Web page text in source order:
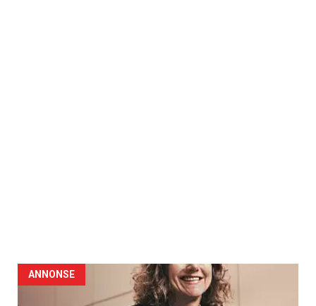
ANNONSE